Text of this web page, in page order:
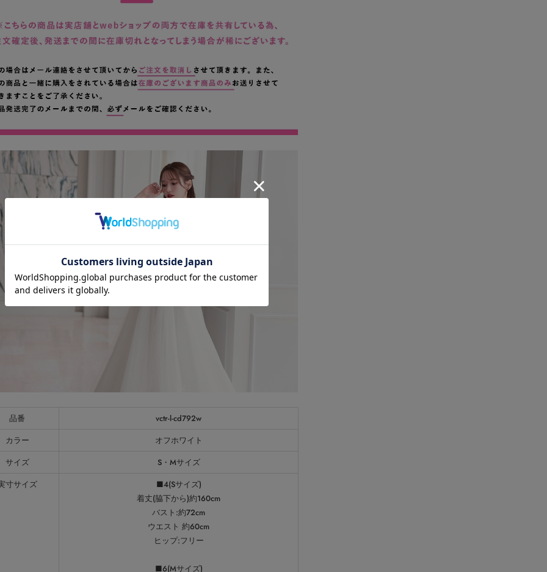
品番
vctr-l-cd792w
カラー
オフホワイト
サイズ
S・Mサイズ
寸サイズ
■4(Sサイズ)
着丈(脇下から)約160cm
バスト:約72cm
ウエスト 約60cm
ヒップ:フリー
■6(Mサイズ)